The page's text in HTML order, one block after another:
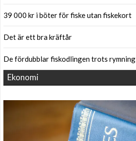
39 000 kr i böter för fiske utan fiskekort
Det är ett bra kräftår
De fördubblar fiskodlingen trots rymning
Ekonomi